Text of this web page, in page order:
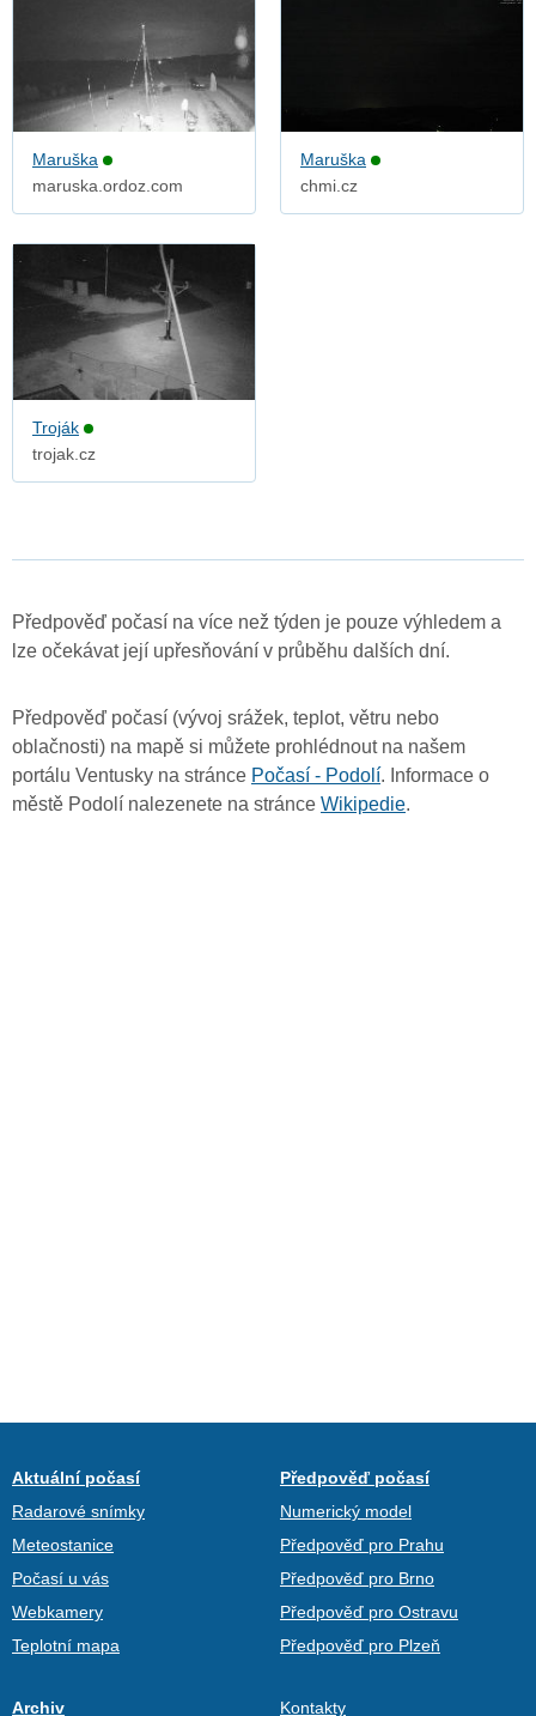
Maruška
maruska.ordoz.com
Maruška
chmi.cz
Troják
trojak.cz
Předpověď počasí na více než týden je pouze výhledem a
lze očekávat její upřesňování v průběhu dalších dní.
Předpověď počasí (vývoj srážek, teplot, větru nebo
oblačnosti) na mapě si můžete prohlédnout na našem
portálu Ventusky na stránce Počasí - Podolí. Informace o
městě Podolí nalezenete na stránce Wikipedie.
Aktuální počasí
Radarové snímky
Meteostanice
Počasí u vás
Webkamery
Teplotní mapa
Předpověď počasí
Numerický model
Předpověď pro Prahu
Předpověď pro Brno
Předpověď pro Ostravu
Předpověď pro Plzeň
Archiv Kontakty